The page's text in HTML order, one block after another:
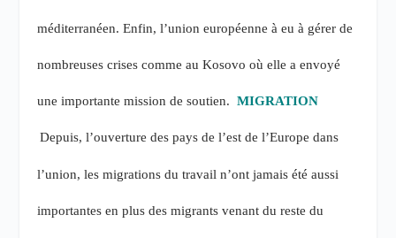
méditerranéen. Enfin, l’union européenne à eu à gérer de
nombreuses crises comme au Kosovo où elle a envoyé
une importante mission de soutien. MIGRATION
Depuis, l’ouverture des pays de l’est de l’Europe dans
l’union, les migrations du travail n’ont jamais été aussi
importantes en plus des migrants venant du reste du